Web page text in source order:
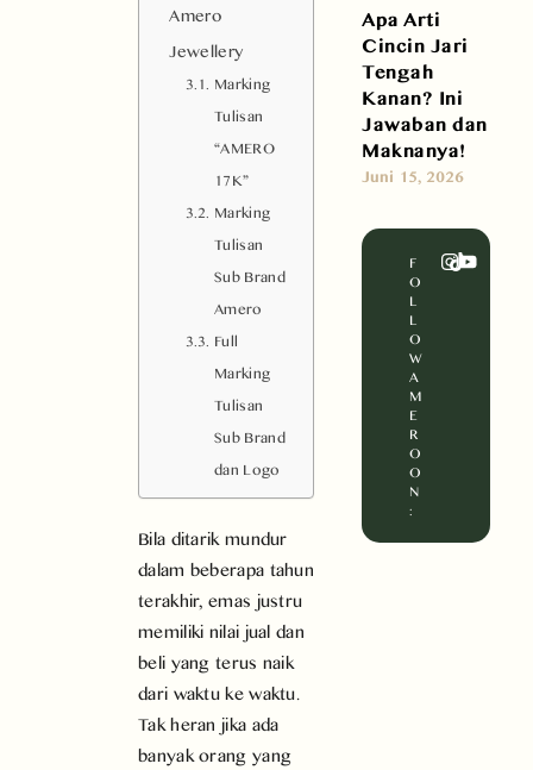
Amero
Jewellery
Marking
Tulisan
“AMERO
17K”
Marking
Tulisan
Sub Brand
Amero
Full
Marking
Tulisan
Sub Brand
dan Logo
Bila ditarik mundur
dalam beberapa tahun
terakhir, emas justru
memiliki nilai jual dan
beli yang terus naik
dari waktu ke waktu.
Tak heran jika ada
banyak orang yang
Apa Arti
Cincin Jari
Tengah
Kanan? Ini
Jawaban dan
Maknanya!
Juni 15, 2026
F
O
L
L
O
W
A
M
E
R
O
O
N
: